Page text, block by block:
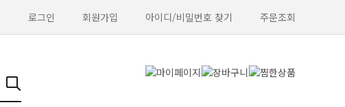
로그인 회원가입 아이디/비밀번호 찾기 주문조회